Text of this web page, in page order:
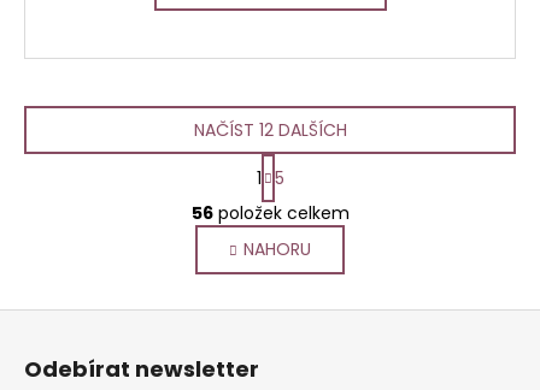
O
v
l
á
d
NAČÍST 12 DALŠÍCH
S
t
r
á
n
k
1 5
56položek celkem
NAHORU
Z
Odebírat newsletter